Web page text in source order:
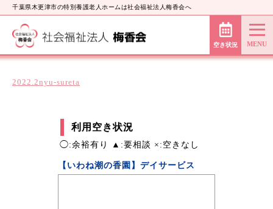
千葉県木更津市の特別養護老人ホームは社会福祉法人梅香会へ
空き状況
利用空き状況
◯:余裕有り ▲:要相談 ×:空きなし
【いわね潮の香園】デイサービス
2022.2nyu-sureta